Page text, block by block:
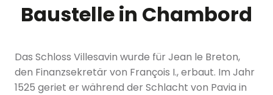
Baustelle in Chambord
Das Schloss Villesavin wurde für Jean le Breton,
den Finanzsekretär von François I., erbaut. Im Jahr
1525 geriet er während der Schlacht von Pavia in